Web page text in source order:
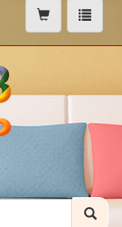
меню